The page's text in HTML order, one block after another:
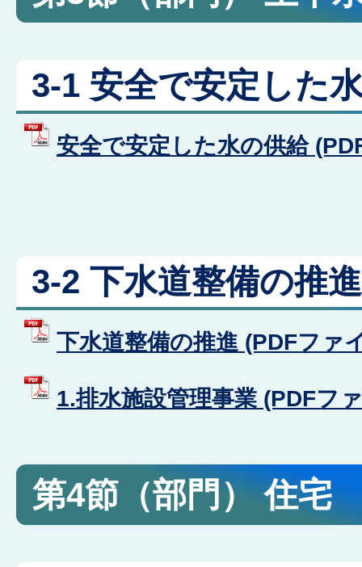
3-1 安全で安定した
安全で安定した水の供給
3-2 下水道整備の推進
下水道整備の推進 (PDFファ
1.排水施設管理事業 (PDFフ
第4節（部門） 住宅